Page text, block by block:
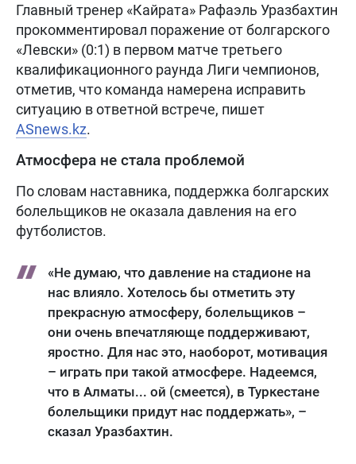
Главный тренер «Кайрата» Рафаэль Уразбахтин
прокомментировал поражение от болгарского
«Левски» (0:1) в первом матче третьего
квалификационного раунда Лиги чемпионов,
отметив, что команда намерена исправить
ситуацию в ответной встрече, пишет
ASnews.kz.
Атмосфера не стала проблемой
По словам наставника, поддержка болгарских
болельщиков не оказала давления на его
футболистов.
«Не думаю, что давление на стадионе на
нас влияло. Хотелось бы отметить эту
прекрасную атмосферу, болельщиков –
они очень впечатляюще поддерживают,
яростно. Для нас это, наоборот, мотивация
– играть при такой атмосфере. Надеемся,
что в Алматы... ой (смеется), в Туркестане
болельщики придут нас поддержать», –
сказал Уразбахтин.